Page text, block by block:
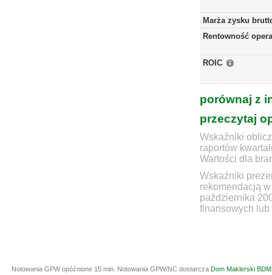
Marża zysku
Rentowność
ROIC
porównaj z
przeczytaj
Wskaźniki
raportów
Wartości dla
Wskaźniki
rekomendacją
października
finansowych lub
Notowania GPW opóźnione 15 min. Notowania GPW/NC dostarcza Dom Maklerski